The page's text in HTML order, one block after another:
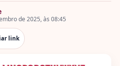
de 2025, às 08:45
link